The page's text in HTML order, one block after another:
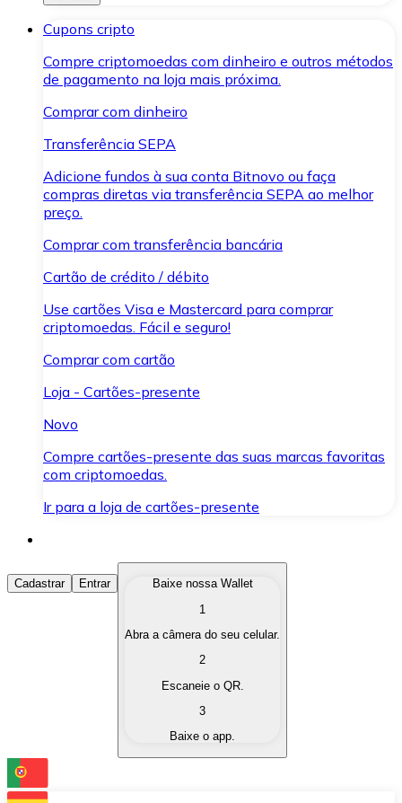
Cupons cripto
Compre criptomoedas com dinheiro e outros métodos
de pagamento na loja mais próxima.
Comprar com dinheiro
Transferência SEPA
Adicione fundos à sua conta Bitnovo ou faça
compras diretas via transferência SEPA ao melhor
preço.
Comprar com transferência bancária
Cartão de crédito / débito
Use cartões Visa e Mastercard para comprar
criptomoedas. Fácil e seguro!
Comprar com cartão
Loja - Cartões-presente
Novo
Compre cartões-presente das suas marcas favoritas
com criptomoedas.
Ir para a loja de cartões-presente
Comprar Criptomoedas
Compre as criptomoedas de seu interesse de forma
Converta suas criptomoedas em moeda fiduciária
Troque uma criptomoeda por outra
Cadastrar Entrar
Baixe nossa Wallet
1
Abra a câmera do seu celular.
2
Escaneie o QR.
3
Baixe o app.